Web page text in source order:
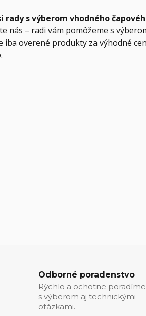
rady s výberom vhodného
nás – radi vám pomôžeme s
iba overené produkty za výhodné
Odborné poradenstvo
Rýchlo a ochotne poradíme
s výberom aj technickými
otázkami.